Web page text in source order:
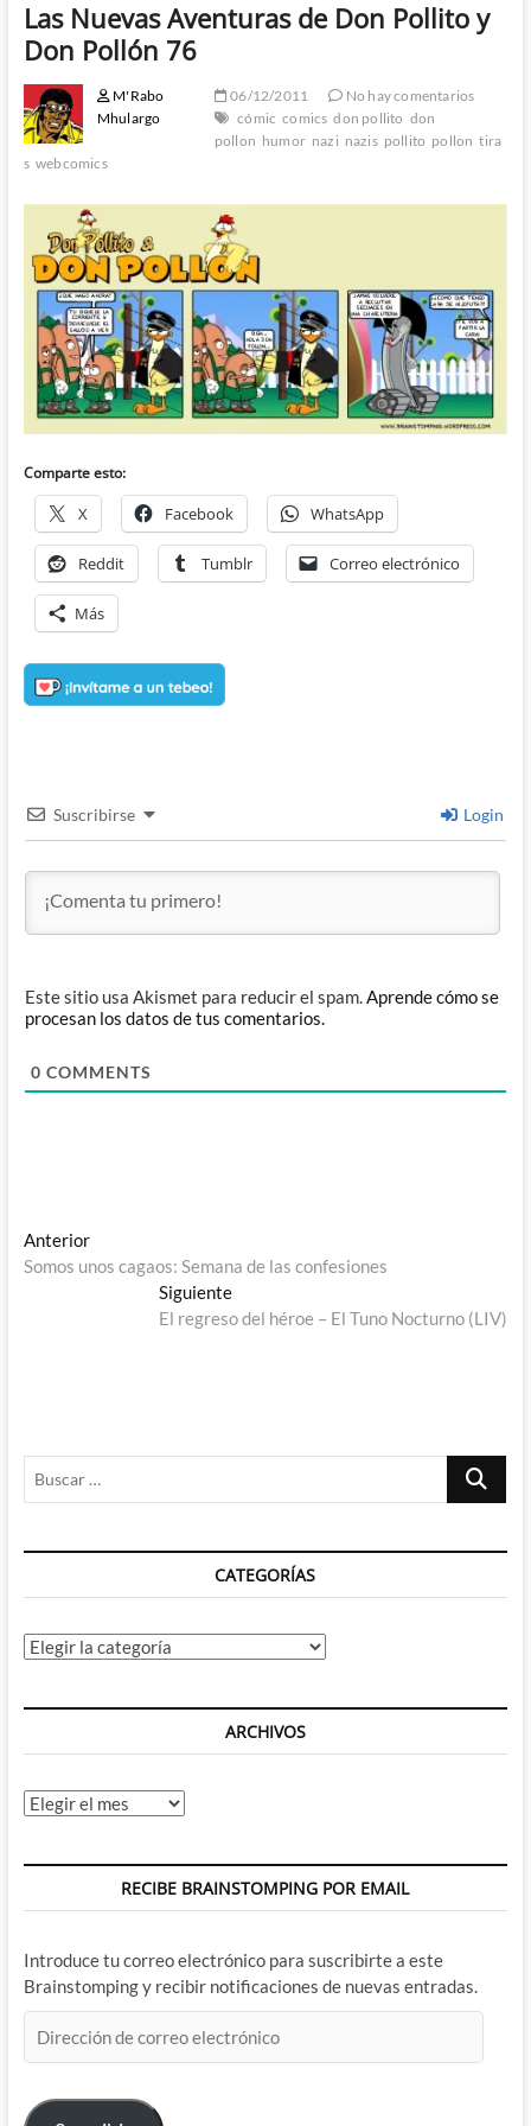
Las Nuevas Aventuras de Don Pollito y
Don Pollón 76
M'Rabo
Mhulargo
06/12/2011
No hay comentarios
cómic comics don pollito don
pollon humor nazi nazis pollito pollon tira
s webcomics
Comparte esto:
X Facebook WhatsApp
Reddit Tumblr Correo electrónico
Más
Suscribirse Login
Este sitio usa Akismet para reducir el spam.Aprende cómo se
procesan los datos de tus comentarios.
0 COMMENTS
Navegación
de
AnteriorEntrada
anterior:
Somos unos cagaos: Semana de las confesiones
SiguienteEntrada
siguiente:
El regreso del héroe – El Tuno Nocturno (LIV)
Buscar
CATEGORÍAS
Categorías
ARCHIVOS
Archivos
RECIBE BRAINSTOMPING POR EMAIL
Introduce tu correo electrónico para suscribirte a este
Brainstomping y recibir notificaciones de nuevas entradas.
de
electrónico